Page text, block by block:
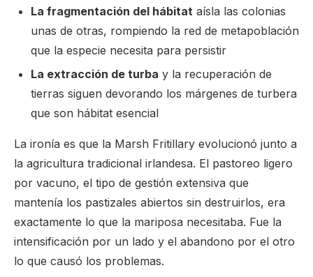
La fragmentación del hábitat aísla las colonias
unas de otras, rompiendo la red de metapoblación
que la especie necesita para persistir
La extracción de turba y la recuperación de
tierras siguen devorando los márgenes de turbera
que son hábitat esencial
La ironía es que la Marsh Fritillary evolucionó junto a
la agricultura tradicional irlandesa. El pastoreo ligero
por vacuno, el tipo de gestión extensiva que
mantenía los pastizales abiertos sin destruirlos, era
exactamente lo que la mariposa necesitaba. Fue la
intensificación por un lado y el abandono por el otro
lo que causó los problemas.